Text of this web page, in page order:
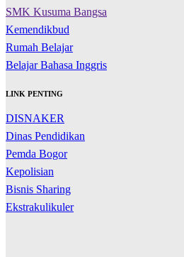
SMK Kusuma Bangsa
Kemendikbud
Rumah Belajar
Belajar Bahasa Inggris
LINK PENTING
DISNAKER
Dinas Pendidikan
Pemda Bogor
Kepolisian
Bisnis Sharing
Ekstrakulikuler